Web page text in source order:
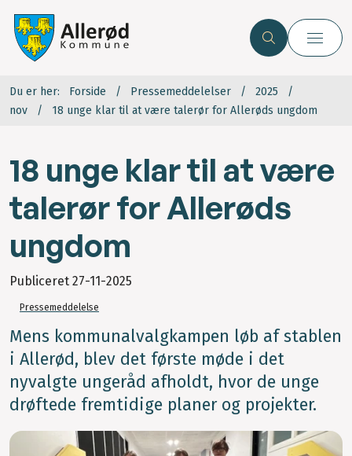
Du er her: Forside Pressemeddelelser
2025
nov
18 unge klar til at være talerør for Allerøds ungdom
18 unge klar til at være
talerør for Allerøds
ungdom
Publiceret 27-11-2025
Pressemeddelelse
Mens kommunalvalgkampen løb af stablen
i Allerød, blev det første møde i det
nyvalgte ungeråd afholdt, hvor de unge
drøftede fremtidige planer og projekter.